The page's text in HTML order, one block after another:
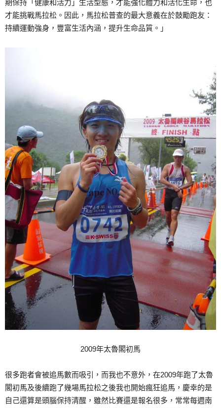
期保持「健康和活力」生活型態，才能強化體力和活化生命，也
才能挑戰馬拉松。因此，馬拉松普查的最大意義在於鼓勵跑友：
持續運動強身，豐富生活內涵，提升生命品質。」
2009年太魯閣初馬
很多跑者會被追馬數而吸引，而我也不意外，在2009年跑了太魯
閣初馬及後續跑了幾場馬拉松之後我也開始瘋狂追馬，慶幸的是
自己還算是頭腦保持清醒，雖然比賽還是報名很多，常常每週南